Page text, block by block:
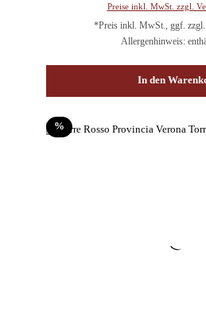
Preise inkl. MwSt. zzgl.
*Preis inkl. MwSt., ggf. zzgl.
Allergenhinweis:
In den
%Rabatt